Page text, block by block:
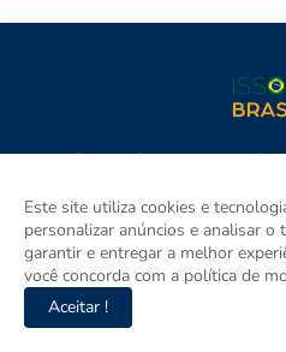
Isso é Brasil é seu site de
imparcialidade. Os principais
empreendedorismo.
Este site utiliza cookies e
personalizar anúncios e analisar
garantir e entregar a melhor
você concorda com a política de
Aceitar !